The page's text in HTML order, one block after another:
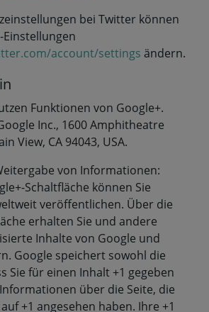
bei Twitter können
Einstellungen
account/settings ändern.
Funktionen von Google+.
Inc., 1600 Amphitheatre
View, CA 94043, USA.
von Informationen:
Schaltfläche können Sie
veröffentlichen. Über die
erhalten Sie und andere
Inhalte von Google und
Google speichert sowohl die
Sie für einen Inhalt +1 gegeben
über die Seite, die
+1 angesehen haben. Ihre +1